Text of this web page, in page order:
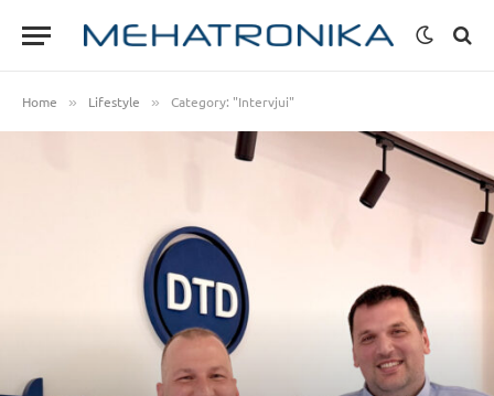
Home » Lifestyle » Category: "Intervjui"